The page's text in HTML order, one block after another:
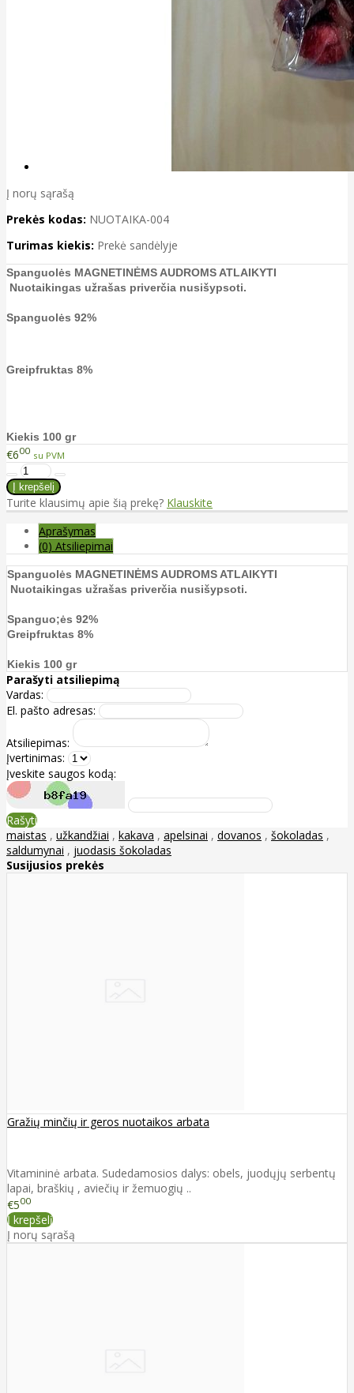
Į norų sąrašą
Prekės kodas: NUOTAIKA-004
Turimas kiekis: Prekė sandėlyje
Spanguolės MAGNETINĖMS AUDROMS ATLAIKYTI
Nuotaikingas užrašas priverčia nusišypsoti.
Spanguolės 92%
Greipfruktas 8%
Kiekis 100 gr
€600 su PVM
Turite klausimų apie šią prekę? Klauskite
Aprašymas
(0) Atsiliepimai
Spanguolės MAGNETINĖMS AUDROMS ATLAIKYTI
Nuotaikingas užrašas priverčia nusišypsoti.
Spanguo;ės 92%
Greipfruktas 8%
Kiekis 100 gr
Parašyti atsiliepimą
Vardas:
El. pašto adresas:
Atsiliepimas:
Įvertinimas:
Įveskite saugos kodą:
Rašyti
maistas , užkandžiai , kakava , apelsinai , dovanos , šokoladas ,
saldumynai , juodasis šokoladas
Susijusios prekės
Gražių minčių ir geros nuotaikos arbata
Vitamininė arbata. Sudedamosios dalys: obels, juodųjų serbentų
lapai, braškių , aviečių ir žemuogių ..
€500
Į krepšelį
Į norų sąrašą